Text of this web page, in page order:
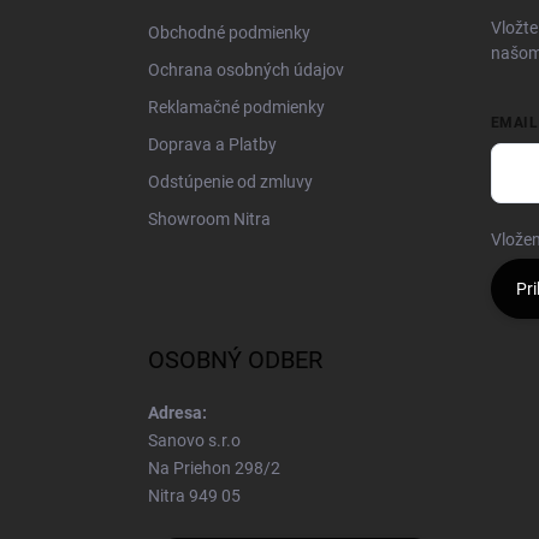
Obchodné podmienky
Ochrana osobných údajov
Reklamačné podmienky
Doprava a Platby
Odstúpenie od zmluvy
Showroom Nitra
EMAIL
OSOBNÝ ODBER
Adresa:
Sanovo s.r.o
Na Priehon 298/2
Nitra 949 05